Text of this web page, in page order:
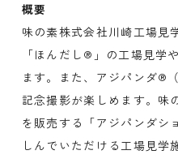
概要
味の素株式会社川崎工場見
「ほんだし®」の工場見学
ます。また、アジパンダ®
記念撮影が楽しめます。味
を販売する「アジパンダシ
しんでいただける工場見学